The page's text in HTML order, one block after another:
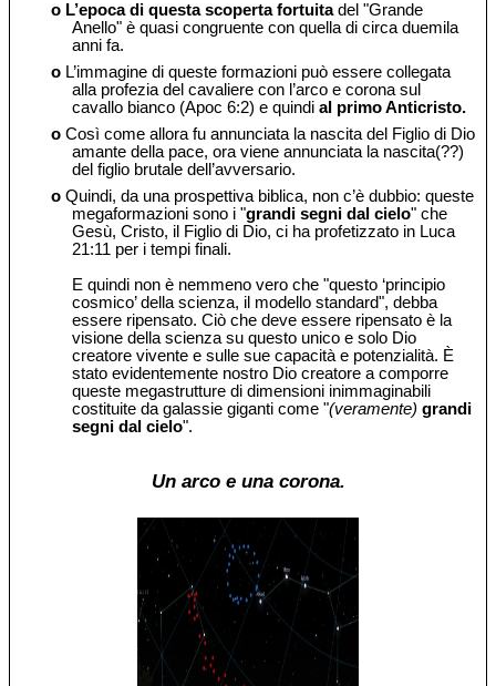
o L’epoca di questa scoperta fortuitadel "Grande
Anello" è quasi congruente con quella di circa duemila
anni fa.
o L’immagine di queste formazioni può essere collegata
alla profezia del cavaliere con l’arco e corona sul
cavallo bianco (Apoc 6:2) e quindial primo Anticristo.
o Così come allora fu annunciata la nascita del Figlio di Dio
amante della pace, ora viene annunciata la nascita(??)
del figlio brutale dell’avversario.
o Quindi, da una prospettiva biblica, non c’è dubbio: queste
megaformazioni sono i "grandi segni dal cielo" che
Gesù, Cristo, il Figlio di Dio, ci ha profetizzato in Luca
21:11 per i tempi finali.
E quindi non è nemmeno vero che "questo ‘principio
cosmico’ della scienza, il modello standard", debba
essere ripensato. Ciò che deve essere ripensato è la
visione della scienza su questo unico e solo Dio
creatore vivente e sulle sue capacità e potenzialità. È
stato evidentemente nostro Dio creatore a comporre
queste megastrutture di dimensioni inimmaginabili
costituite da galassie giganti come "(veramente)grandi
segni dal cielo".
Un arco e una corona.